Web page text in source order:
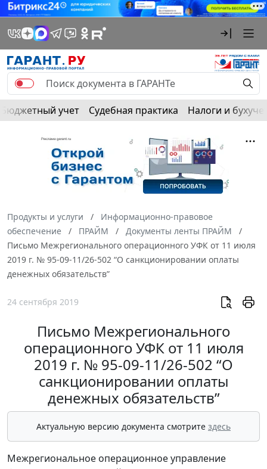
Бюджетный учет Судебная практика Налоги и
Продукты и услуги
Информационно-правовое
обеспечение
ПРАЙМ
Документы ленты ПРАЙМ
Письмо Межрегионального операционного УФК от 11 июля
2019 г. № 95-09-11/26-502 “О санкционировании оплаты
денежных обязательств”
24 сентября 2019
Письмо Межрегионального
операционного УФК от 11 июля
2019 г. № 95-09-11/26-502 “О
санкционировании оплаты
денежных обязательств”
Актуальную версию документа смотрите здесь
Межрегиональное операционное управление